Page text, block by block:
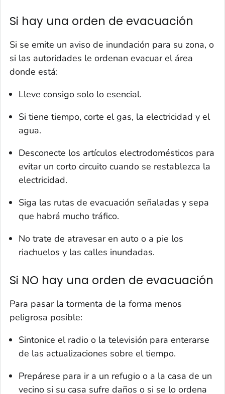
Si hay una orden de evacuación
Si se emite un aviso de inundación para su zona, o
si las autoridades le ordenan evacuar el área
donde está:
Lleve consigo solo lo esencial.
Si tiene tiempo, corte el gas, la electricidad y el
agua.
Desconecte los artículos electrodomésticos para
evitar un corto circuito cuando se restablezca la
electricidad.
Siga las rutas de evacuación señaladas y sepa
que habrá mucho tráfico.
No trate de atravesar en auto o a pie los
riachuelos y las calles inundadas.
Si NO hay una orden de evacuación
Para pasar la tormenta de la forma menos
peligrosa posible:
Sintonice el radio o la televisión para enterarse
de las actualizaciones sobre el tiempo.
Prepárese para ir a un refugio o a la casa de un
vecino si su casa sufre daños o si se lo ordena